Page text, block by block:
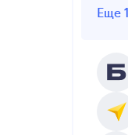
Еще